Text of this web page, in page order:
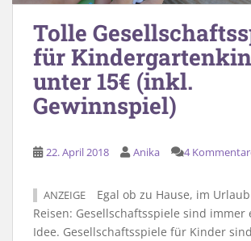
Tolle
für
unter 15€ (inkl.
Gewinnspiel)
22. April 2018 Anika 4
ANZEIGE
Egal ob zu Hause, im
Reisen: Gesellschaftsspiele sind immer
Idee. Gesellschaftsspiele für Kinder